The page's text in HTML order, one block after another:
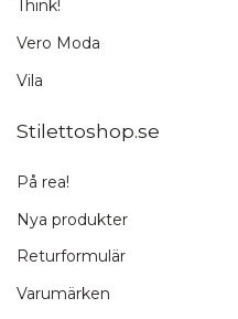
Think!
Vero Moda
Vila
Stilettoshop.se
På rea!
Nya produkter
Returformulär
Varumärken